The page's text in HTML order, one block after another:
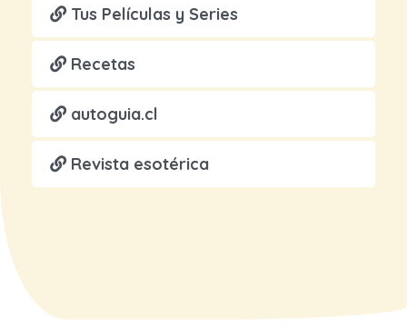
Tus Películas y Series
Recetas
autoguia.cl
Revista esotérica